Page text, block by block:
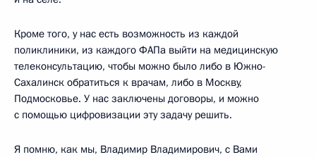
Кроме того, у нас есть возможность из каждой
поликлиники, из каждого ФАПа выйти на медицинскую
телеконсультацию, чтобы можно было либо в Южно-
Сахалинск обратиться к врачам, либо в Москву,
Подмосковье. У нас заключены договоры, и можно
с помощью цифровизации эту задачу решить.
Я помню, как мы, Владимир Владимирович, с Вами